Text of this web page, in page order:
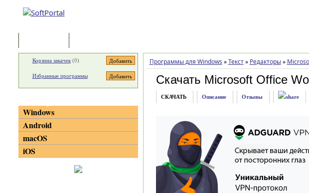
Программы для Windows » Текст » Редакторы »
Скачать Microsoft Office
СКАЧАТЬ Описание Отзывы
Корзина закачек(0)
Избранные программы
Windows
Android
macOS
iOS